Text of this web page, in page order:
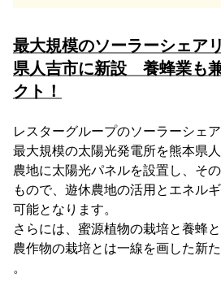
最大規模のソーラーシェア
県人吉市に新設 養蜂業も
クト！
レスターグループのソーラーシェ
最大規模の太陽光発電所を熊本県
農地に太陽光パネルを設置し、そ
もので、遊休農地の活用とエネル
可能となります。
さらには、蜜源植物の栽培と養蜂
農作物の栽培とは一線を画した新
。